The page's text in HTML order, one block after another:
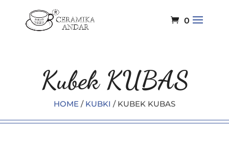
0
Kubek KUBAS
HOME / KUBKI / KUBEK KUBAS